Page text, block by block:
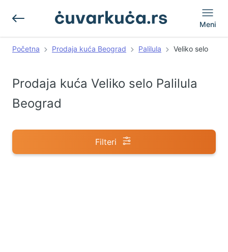
Meni
Početna Prodaja kuća Beograd Palilula Veliko selo
Prodaja kuća Veliko selo Palilula
Beograd
Filteri